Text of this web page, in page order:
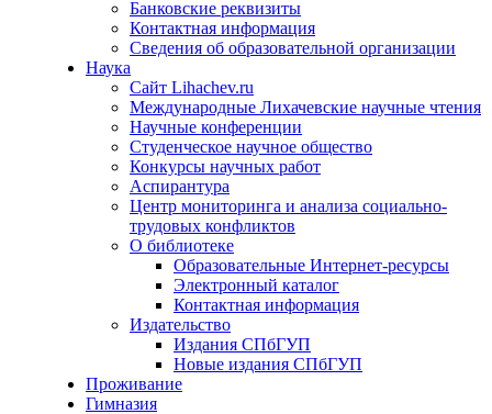
Банковские реквизиты
Контактная информация
Сведения об образовательной организации
Наука
Сайт Lihachev.ru
Международные Лихачевские научные чтения
Научные конференции
Студенческое научное общество
Конкурсы научных работ
Аспирантура
Центр мониторинга и анализа социально-
трудовых конфликтов
О библиотеке
Образовательные Интернет-ресурсы
Электронный каталог
Контактная информация
Издательство
Издания СПбГУП
Новые издания СПбГУП
Проживание
Гимназия